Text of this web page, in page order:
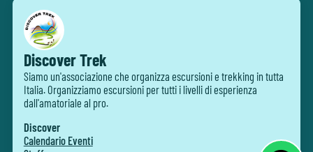
Discover Trek
Siamo un'associazione che organizza escursioni e trekking in tutta
Italia. Organizziamo escursioni per tutti i livelli di esperienza
dall'amatoriale al pro.
Discover
Calendario Eventi